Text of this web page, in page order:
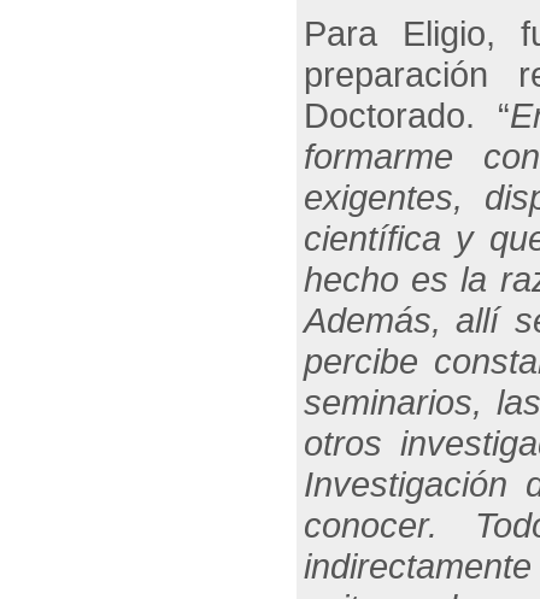
Para Eligio,
preparación
Doctorado. “
formarme
exigentes,
científica y
hecho es la
Además, allí
percibe
seminarios,
otros
conocer.